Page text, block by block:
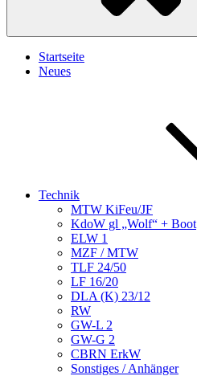
Startseite
Neues
Technik
MTW KiFeu/JF
KdoW gl „Wolf“ + Boot
ELW 1
MZF / MTW
TLF 24/50
LF 16/20
DLA (K) 23/12
RW
GW-L 2
GW-G 2
CBRN ErkW
Sonstiges / Anhänger